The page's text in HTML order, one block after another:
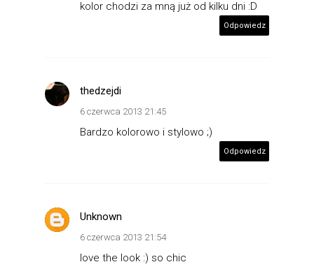
kolor chodzi za mną już od kilku dni :D
Odpowiedz
thedzejdi
6 czerwca 2013 21:45
Bardzo kolorowo i stylowo ;)
Odpowiedz
Unknown
6 czerwca 2013 21:54
love the look :) so chic